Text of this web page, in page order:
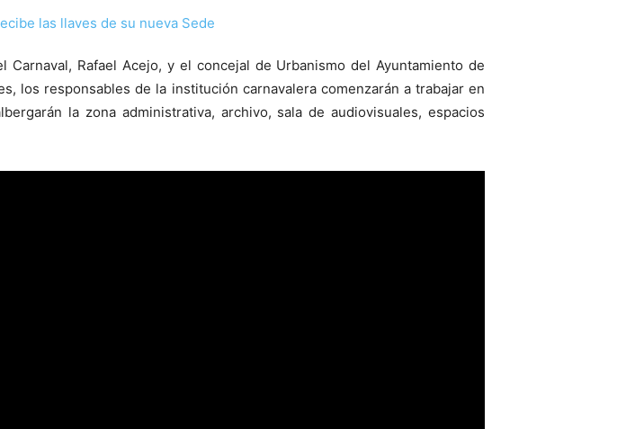
Rafael Acejo, y el concejal de Urbanismo del Ayuntamiento de
los responsables de la institución carnavalera comenzarán a trabajar en
la zona administrativa, archivo, sala de audiovisuales, espacios